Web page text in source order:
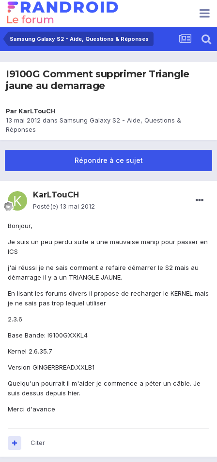
Samsung Galaxy S2 - Aide, Questions & Réponses
I9100G Comment supprimer Triangle
jaune au demarrage
Par KarLTouCH
13 mai 2012 dans Samsung Galaxy S2 - Aide, Questions &
Réponses
Répondre à ce sujet
KarLTouCH
Posté(e) 13 mai 2012
Bonjour,
Je suis un peu perdu suite a une mauvaise manip pour passer en
ICS
j'ai réussi je ne sais comment a refaire démarrer le S2 mais au
démarrage il y a un TRIANGLE JAUNE.
En lisant les forums divers il propose de recharger le KERNEL mais
je ne sais pas trop lequel utiliser
2.3.6
Base Bande: I9100GXXKL4
Kernel 2.6.35.7
Version GINGERBREAD.XXLB1
Quelqu'un pourrait il m'aider je commence a péter un câble. Je
suis dessus depuis hier.
Merci d'avance
Citer